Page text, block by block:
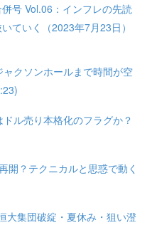
号 Vol.06：インフレの先読
ていく（2023年7月23日）
クソンホールまで時間が空
ル売り本格化のフラグか？
？テクニカルと思惑で動く
⼤集団破綻・夏休み・狙い澄